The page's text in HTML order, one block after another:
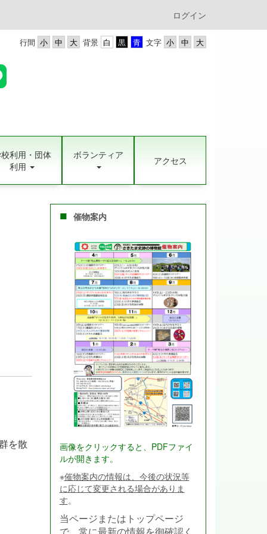
ログイン
文字
背景
行間
利用・団体
利用
ボランティア アクセス
を散
催物案内
画像をクリックすると、PDFファイ
ルが開きます。
※催物案内の情報は、今後の状況等
に応じて変更される場合がありま
す。
当ページまたはトップページ
で、常に最新の情報を御確認く